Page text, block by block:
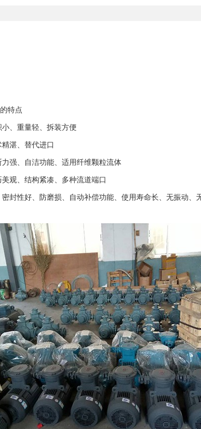
特点
、重量轻、拆装方便
湛、替代进口
强、自洁功能、适用纤维颗粒流体
观、结构紧凑、多种流道端口
封性好、防磨损、自动补偿功能、使用寿命长、无振动、